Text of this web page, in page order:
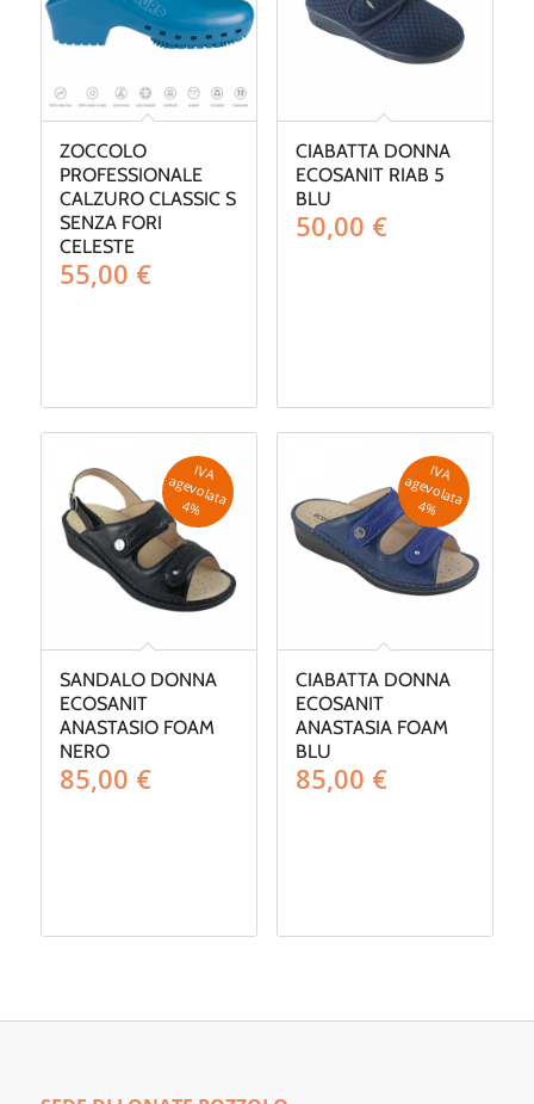
ZOCCOLO
PROFESSIONALE
CALZURO CLASSIC S
SENZA FORI
CELESTE
55,00 €
CIABATTA DONNA
ECOSANIT RIAB 5
BLU
50,00 €
SANDALO DONNA
ECOSANIT
ANASTASIO FOAM
NERO
85,00 €
IV
A
a
g
e
v
o
la
ta
4
%
CIABATTA DONNA
ECOSANIT
ANASTASIA FOAM
BLU
85,00 €
IV
A
a
g
e
v
o
la
ta
4
%